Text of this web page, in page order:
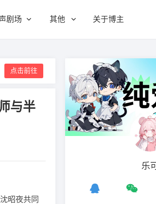
剧场 其他 关于博主
点击前往
与半
昭夜共同
乐可